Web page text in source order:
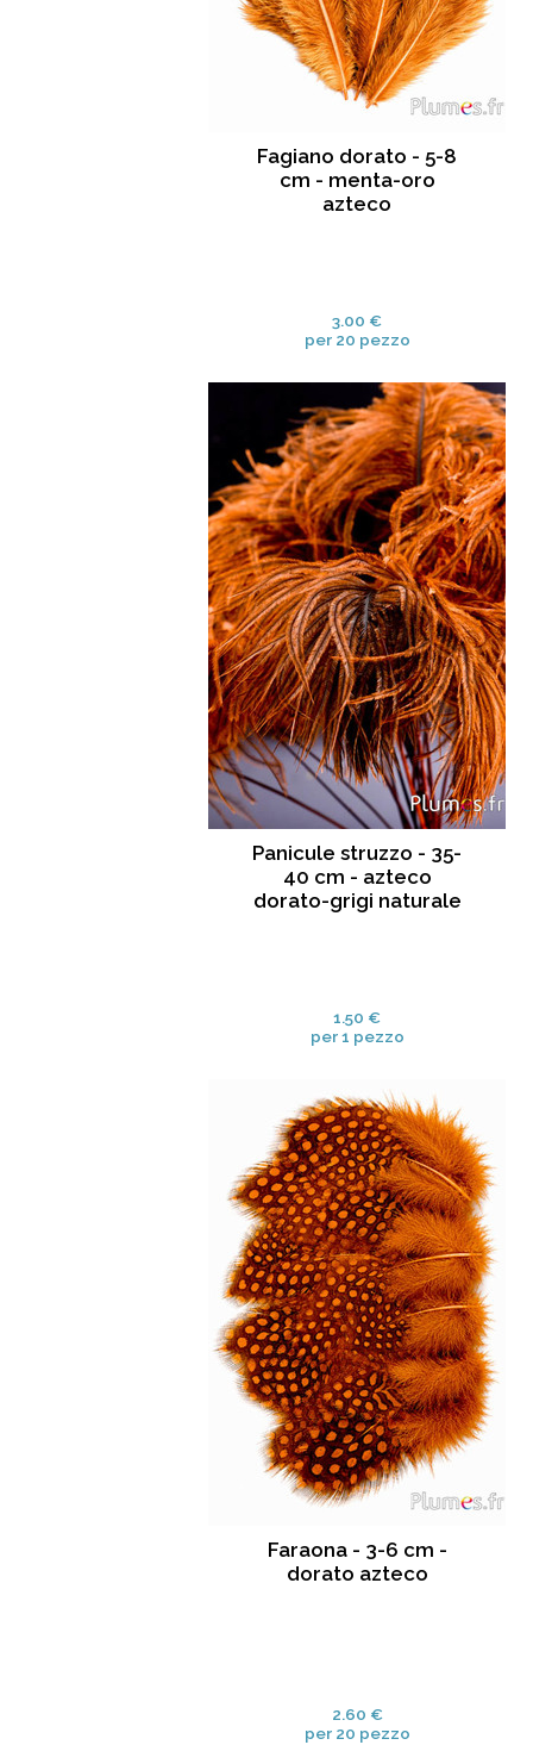
Fagiano dorato - 5-8
cm - menta-oro
azteco
3.00 €
per 20 pezzo
Panicule struzzo - 35-
40 cm - azteco
dorato-grigi naturale
1.50 €
per 1 pezzo
Faraona - 3-6 cm -
dorato azteco
2.60 €
per 20 pezzo